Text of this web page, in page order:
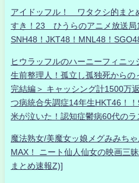
アイドッフル！ ワタクシ的ま
すき！23 ひうらのアニメ放送局
SNH48！JKT48！MNL48！
ヒウラッフルのハーニーフィニッ
生前整理人！孤立し孤独死から
完結編＞ キャッシング計1500万
つ病統合失調症14年生HKT46！
米が泣いた！認知症鬱病60代の
魔法熟女/美魔女ッ娘メグみみち
MAX！ ニート仙人仙女の映画三
まとめ速報Z)]